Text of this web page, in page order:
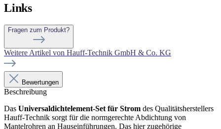
Links
Fragen zum Produkt?
Weitere Artikel von Hauff-Technik GmbH & Co. KG
Bewertungen
Beschreibung
Das Universaldichtelement-Set für Strom des Qualitätsherstellers
Hauff-Technik sorgt für die normgerechte Abdichtung von
Mantelrohren an Hauseinführungen. Das hier zugehörige